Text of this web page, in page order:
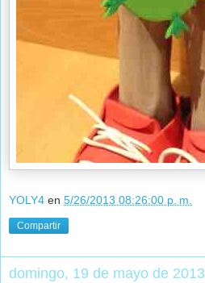
YOLY4 en 5/26/2013 08:26:00 p. m.
Compartir
domingo, 19 de mayo de 2013